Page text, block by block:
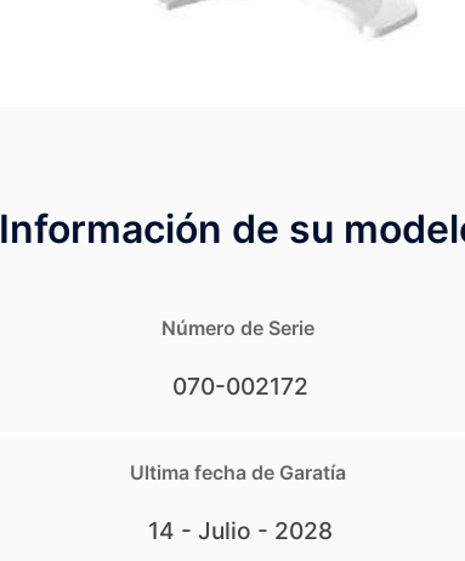
Información de su
Número de Serie
070-002172
Ultima fecha de Garatía
14 - Julio - 2028